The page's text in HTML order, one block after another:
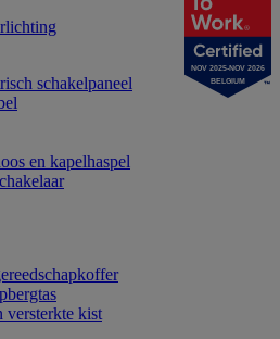
schakelpaneel
en kapelhaspel
versterkte kist
NOV 2025-NOV 2026
BELGIUM